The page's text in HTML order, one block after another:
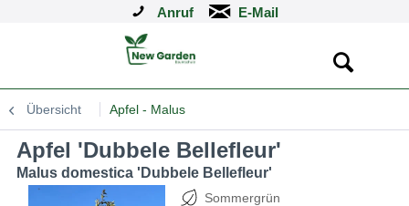
Anruf
Übersicht Apfel - Malus
Apfel 'Dubbele Bellefleur'
Malus domestica 'Dubbele Bellefleur'
Sommergrün